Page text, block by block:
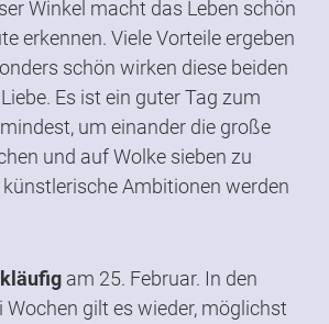
Winkel macht das Leben schön
erkennen. Viele Vorteile ergeben
schön wirken diese beiden
Es ist ein guter Tag zum
um einander die große
und auf Wolke sieben zu
Ambitionen werden
am 25. Februar. In den
gilt es wieder, möglichst